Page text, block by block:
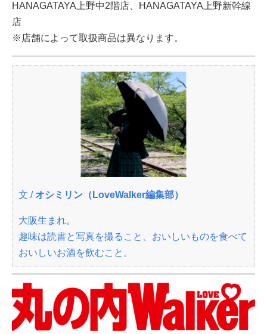
HANAGATAYA上野中2階店、HANAGATAYA上野新幹線
店
※店舗によって取扱商品は異なります。
文 / オシミリン（LoveWalker編集部）
大阪生まれ。
趣味は読書と写真を撮ること、おいしいものを食べて
おいしいお酒を飲むこと。